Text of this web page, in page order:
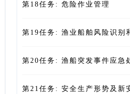
第18任务: 危险作业管理
第19任务: 渔业船舶风险识别
第20任务: 渔船突发事件应急
第21任务: 安全生产形势及新